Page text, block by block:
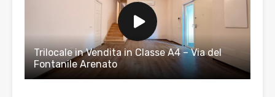
Trilocale in Vendita in Classe A4 – Via del
Fontanile Arenato